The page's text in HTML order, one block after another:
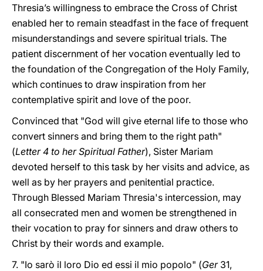
Thresia’s willingness to embrace the Cross of Christ
enabled her to remain steadfast in the face of frequent
misunderstandings and severe spiritual trials. The
patient discernment of her vocation eventually led to
the foundation of the Congregation of the Holy Family,
which continues to draw inspiration from her
contemplative spirit and love of the poor.
Convinced that "God will give eternal life to those who
convert sinners and bring them to the right path"
(Letter 4 to her Spiritual Father), Sister Mariam
devoted herself to this task by her visits and advice, as
well as by her prayers and penitential practice.
Through Blessed Mariam Thresia's intercession, may
all consecrated men and women be strengthened in
their vocation to pray for sinners and draw others to
Christ by their words and example.
7. "Io sarò il loro Dio ed essi il mio popolo" (Ger31,